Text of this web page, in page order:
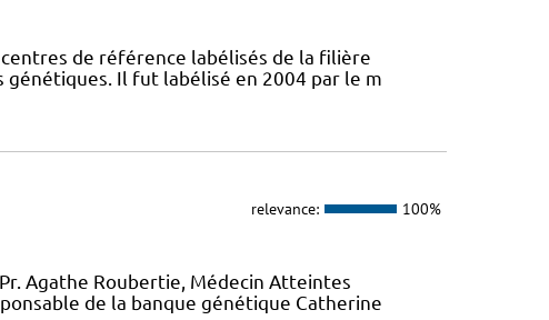
de référence labélisés de la filière
génétiques. Il fut labélisé en 2004 par le m
relevance: 100%
Agathe Roubertie, Médecin Atteintes
de la banque génétique Catherine